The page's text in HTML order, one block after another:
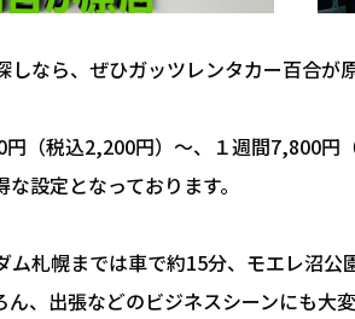
なら、ぜひガッツレンタカー百合が
（税込2,200円）～、１週間7,800
設定となっております。
ム札幌までは車で約15分、モエレ沼
ん、出張などのビジネスシーンにも大